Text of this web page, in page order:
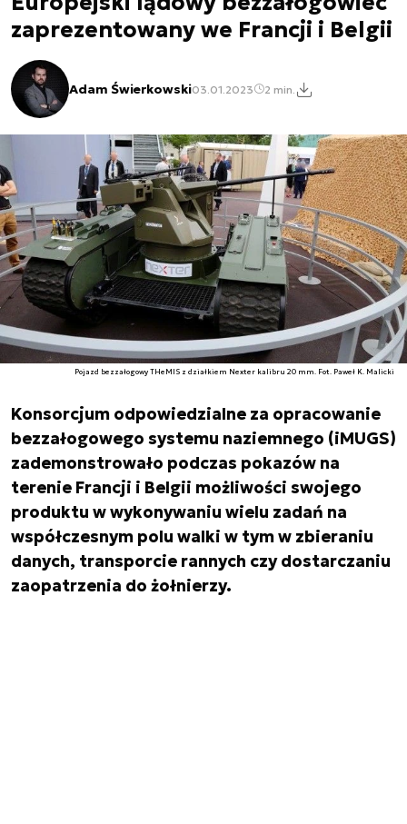
zaprezentowany we Francji i Belgii
Adam Świerkowski03.01.2023 2 min.
Pojazd bezzałogowy THeMIS z działkiem Nexter kalibru 20 mm. Fot. Paweł K. Malicki
Konsorcjum odpowiedzialne za opracowanie
bezzałogowego systemu naziemnego (iMUGS)
zademonstrowało podczas pokazów na
terenie Francji i Belgii możliwości swojego
produktu w wykonywaniu wielu zadań na
współczesnym polu walki w tym w zbieraniu
danych, transporcie rannych czy dostarczaniu
zaopatrzenia do żołnierzy.